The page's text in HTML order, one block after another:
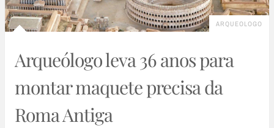
ARQUEOLOGO
Arqueólogo leva 36 anos para
montar maquete precisa da
Roma Antiga